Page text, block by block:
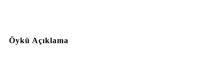
Öykü Açıklama